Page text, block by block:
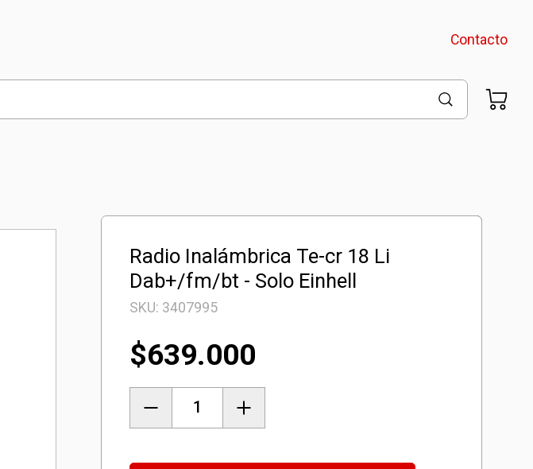
Contacto
Radio Inalámbrica Te-cr 18 Li
Dab+/fm/bt - Solo Einhell
SKU: 3407995
$639.000
Inalámbrica
Te-
¡Llevalos juntos!